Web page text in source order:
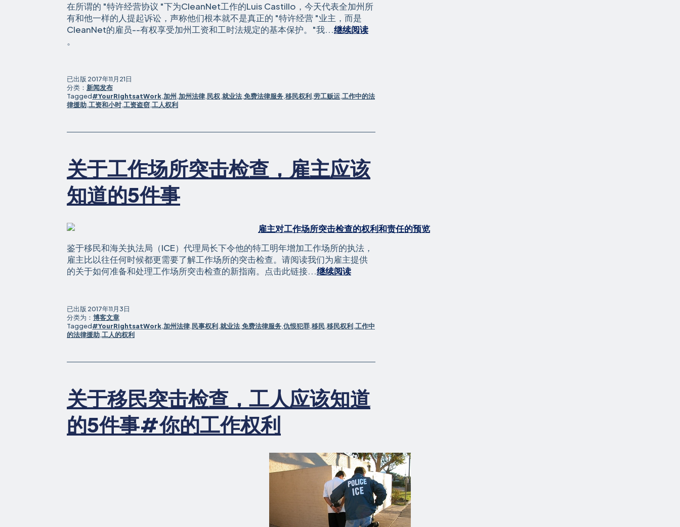
在所谓的 "特许经营协议 "下为CleanNet工作的Luis Castillo，今天代表全加州所
有和他一样的人提起诉讼，声称他们根本就不是真正的 "特许经营 "业主，而是
CleanNet的雇员--有权享受加州工资和工时法规定的基本保护。"我...继续阅读
人
起
诉
CleanNet，
称
泛
的
工
资
和
时，
工
贩
运
犯
。
已出版 2017年11月21日
分类： 新闻发布
Tagged#YourRightsatWork,加州,加州法律,民权,就业法,免费法律服务,移民权利 ,劳工贩运,工作中的法
律援助,工资和小时,工资盗窃,工人权利
关于工作场所突击检查，雇主应该
知道的5件事
鉴于移民和海关执法局（ICE）代理局长下令他的特工明年增加工作场所的执法，
雇主比以往任何时候都更需要了解工作场所的突击检查。请阅读我们为雇主提供
的关于如何准备和处理工作场所突击检查的新指南。点击此链接...继续阅读雇
道
于
作
场
所
5
件
事
已出版 2017年11月3日
分类为： 博客文章
Tagged#YourRightsatWork,加州法律,民事权利 ,就业法,免费法律服务,仇恨犯罪,移民,移民权利 ,工作中
的法律援助,工人的权利
关于移民突击检查，工人应该知道
的5件事#你的工作权利